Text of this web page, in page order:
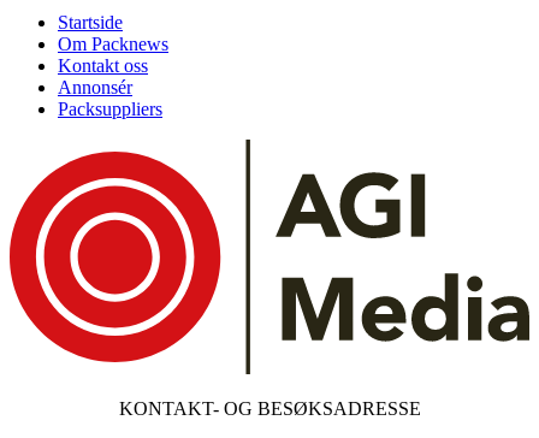
Startside
Om Packnews
Kontakt oss
Annonsér
Packsuppliers
KONTAKT- OG BESØKSADRESSE